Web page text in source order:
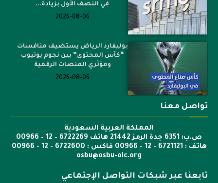
في النصف الأول بزيادة...
2026-08-06
بوليفارد الرياض يستضيف منافسات
“كأس المحتوى” بين نجوم يوتيوب
ومؤثري المنصات الرقمية
2026-08-06
تواصل معنا
المملكة العربية السعودية
ص.ب: 6351 جدة الرمز 21442 هاتف 6722269 – 12 – 00966
هاتف : 6721121 – 12 – 00966 فاكس : 6722600 – 12 – 00966
osbu@osbu-oic.org
تابعنا عبر شبكات التواصل الإجتماعي